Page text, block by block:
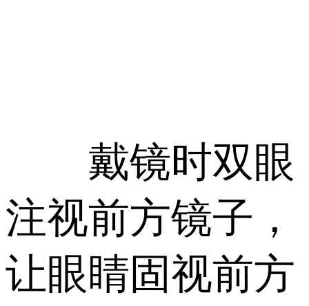
戴镜时双眼
注视前方镜子，
让眼睛固视前方